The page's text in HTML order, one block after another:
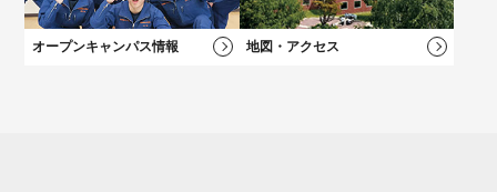
オープンキャンパス情報 地図・アクセス